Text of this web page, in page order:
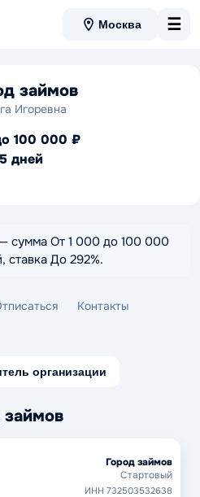
Москва ☰
займов
Игоревна
100 000 ₽
дней
сумма От 1 000 до 100 000
ставка До 292%.
Контакты
организации
Город займов
Стартовый
ИНН 732503532638